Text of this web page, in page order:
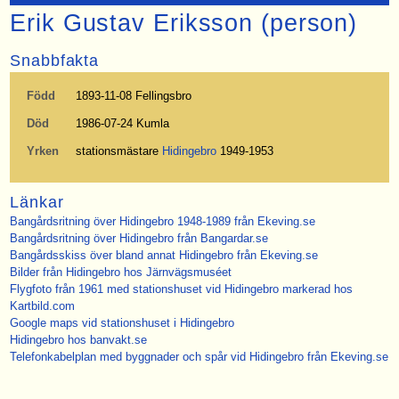
Erik Gustav Eriksson (person)
Snabbfakta
Född 1893-11-08 Fellingsbro
Död 1986-07-24 Kumla
Yrken stationsmästare Hidingebro 1949-1953
Länkar
Bangårdsritning över Hidingebro 1948-1989 från Ekeving.se
Bangårdsritning över Hidingebro från Bangardar.se
Bangårdsskiss över bland annat Hidingebro från Ekeving.se
Bilder från Hidingebro hos Järnvägsmuséet
Flygfoto från 1961 med stationshuset vid Hidingebro markerad hos
Kartbild.com
Google maps vid stationshuset i Hidingebro
Hidingebro hos banvakt.se
Telefonkabelplan med byggnader och spår vid Hidingebro från Ekeving.se